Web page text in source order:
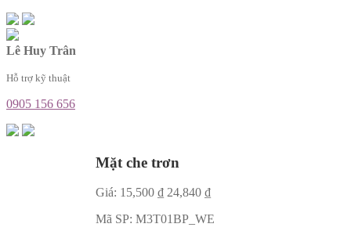
Lê Huy Trân
Hỗ trợ kỹ thuật
0905 156 656
Mặt che trơn
Giá: 15,500 ₫ 24,840 ₫
Mã SP: M3T01BP_WE